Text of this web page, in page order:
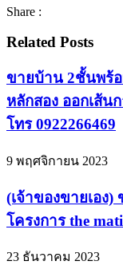
Share :
Related Posts
ขายบ้าน 2ชั้นพร้อ
หลักสอง ออกเส้น
โทร 0922266469
9 พฤศจิกายน 2023
(เจ้าของขายเอง
โครงการ the
23 ธันวาคม 2023